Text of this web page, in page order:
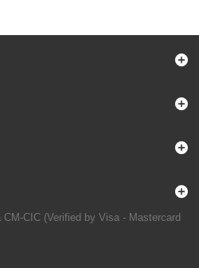
CIC (Verified by Visa - Mastercard